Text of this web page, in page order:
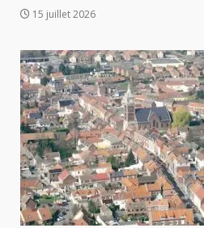
15 juillet 2026